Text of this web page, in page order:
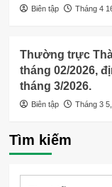
Biên tập Tháng 4
Thường trực
tháng 02/2026,
tháng 3/2026.
Biên tập Tháng 3
Tìm kiếm